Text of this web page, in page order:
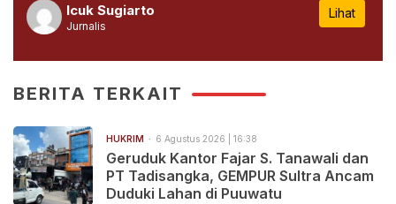
Icuk Sugiarto
Jurnalis
Lihat
BERITA TERKAIT
HUKRIM 6 Agustus 2026 | 16:38
Geruduk Kantor Fajar S. Tanawali dan
PT Tadisangka, GEMPUR Sultra Ancam
Duduki Lahan di Puuwatu